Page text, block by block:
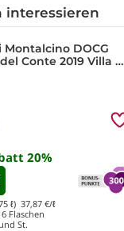
interessieren
DOCG
Conte 2019 Villa da
20%
ℓ) 37,87 €/ℓ
6 Flaschen
St.